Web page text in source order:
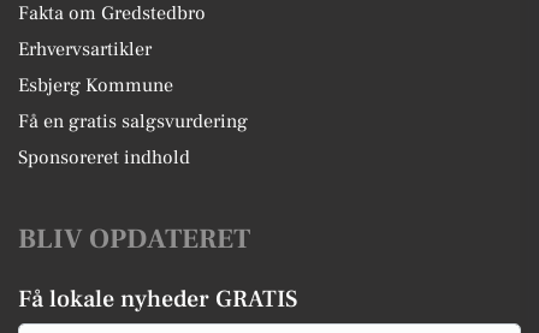
Fakta om Gredstedbro
Erhvervsartikler
Esbjerg Kommune
Få en gratis salgsvurdering
Sponsoreret indhold
BLIV OPDATERET
Få lokale nyheder GRATIS